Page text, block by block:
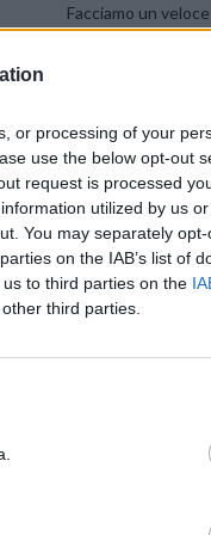
or processing of your
use the below opt-out
request is processed
utilized by us
You may separately
on the IAB’s list of
to third parties on the
third parties.
Facciamo un
VERY
Very 4,99 è la
ad essere lanciato
e sms illimitati, 100
– dai gestori
di attivazione e